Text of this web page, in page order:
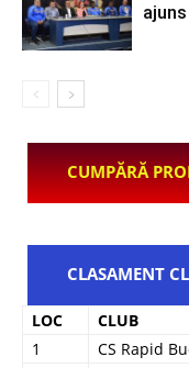
CUMPĂRĂ
CLASAMENT
LOC CLUB
1
CS Rapid